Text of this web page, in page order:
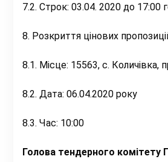
7.2. Строк: 03.04. 2020 до 17:00
8. Розкриття цінових
8.1. Місце: 15563, с. Количівка,
8.2. Дата: 06.04.2020 року
8.3. Час: 10:00
Голова тендерного